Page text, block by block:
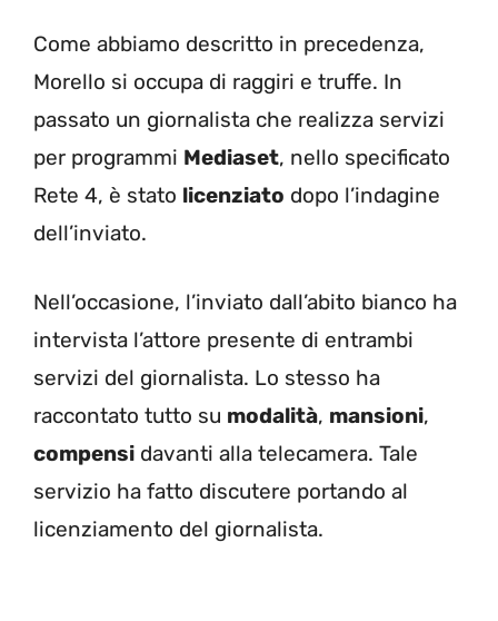
Come abbiamo descritto in precedenza,
Morello si occupa di raggiri e truffe. In
passato un giornalista che realizza servizi
per programmi Mediaset, nello specificato
Rete 4, è stato licenziato dopo l’indagine
dell’inviato.
Nell’occasione, l’inviato dall’abito bianco ha
intervista l’attore presente di entrambi
servizi del giornalista. Lo stesso ha
raccontato tutto su modalità, mansioni,
compensi davanti alla telecamera. Tale
servizio ha fatto discutere portando al
licenziamento del giornalista.